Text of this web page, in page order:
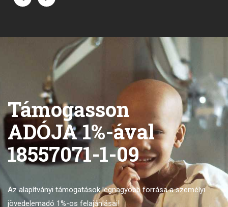
Támogasson
ADÓJA 1%-ával
18557071-1-09
Az alapítványi támogatások legnagyobb forrásaa személyi
jövedelemadó 1%-os felajánlásai!